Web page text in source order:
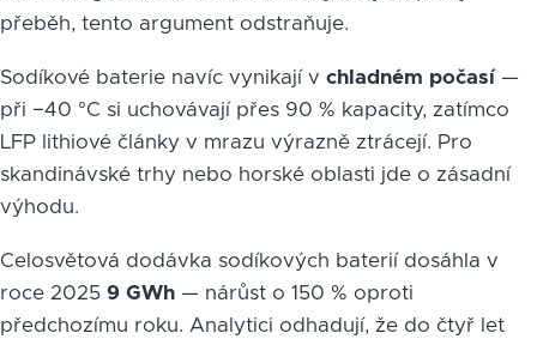
přeběh, tento argument odstraňuje.
Sodíkové baterie navíc vynikají v chladném počasí —
při −40 °C si uchovávají přes 90 % kapacity, zatímco
LFP lithiové články v mrazu výrazně ztrácejí. Pro
skandinávské trhy nebo horské oblasti jde o zásadní
výhodu.
Celosvětová dodávka sodíkových baterií dosáhla v
roce 2025 9 GWh — nárůst o 150 % oproti
předchozímu roku. Analytici odhadují, že do čtyř let